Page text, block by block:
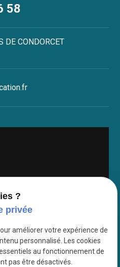
58
DE CONDORCET
?
privée
améliorer votre expérience de
personnalisé. Les cookies
au fonctionnement de
pas être désactivés.